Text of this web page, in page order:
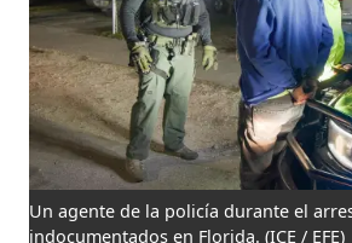
Un agente de la policía durante el
indocumentados en Florida. (ICE / EFE)